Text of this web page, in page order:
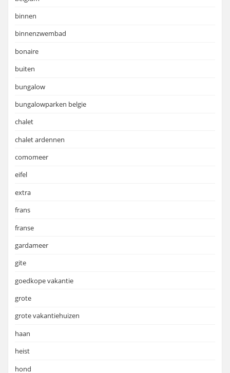
binnen
binnenzwembad
bonaire
buiten
bungalow
bungalowparken belgie
chalet
chalet ardennen
comomeer
eifel
extra
frans
franse
gardameer
gite
goedkope vakantie
grote
grote vakantiehuizen
haan
heist
hond